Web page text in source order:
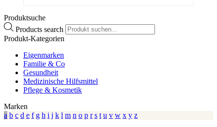
Produktsuche
Products search
Produkt-Kategorien
Eigenmarken
Familie & Co
Gesundheit
Medizinische Hilfsmittel
Pflege & Kosmetik
Marken
a b c d e f g h i j k l m n o p r s t u v w x y z